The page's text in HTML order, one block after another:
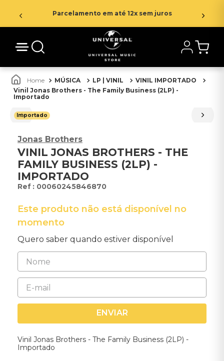
Parcelamento em até 12x sem juros
MÚSICA LP | VINIL
VINIL IMPORTADO
Vinil Jonas Brothers - The Family Business (2LP) -
Importado
Importado
Jonas Brothers
VINIL JONAS BROTHERS - THE
FAMILY BUSINESS (2LP) -
IMPORTADO
: 00060245846870
Este produto não está disponível no
momento
Quero saber quando estiver disponível
ENVIAR
Vinil Jonas Brothers - The Family Business (2LP) -
Importado